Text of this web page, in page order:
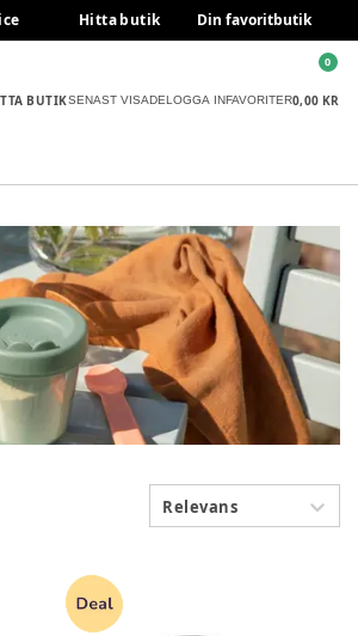
Hitta butik Din favoritbutik
BUTIKSENAST VISADELOGGA INFAVORITER0,00 KR
0
Relevans